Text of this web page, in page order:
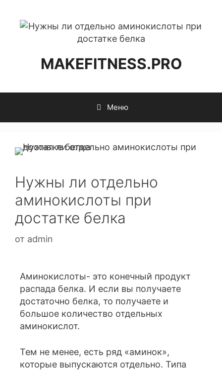
MAKEFITNESS.PRO
Меню
Нужны ли отдельно
аминокислоты при
достатке белка
от admin
Аминокислоты- это конечный продукт
распада белка. И если вы получаете
достаточно белка, то получаете и
большое количество отдельных
аминокислот.
Тем не менее, есть ряд «аминок»,
которые выпускаются отдельно. Типа